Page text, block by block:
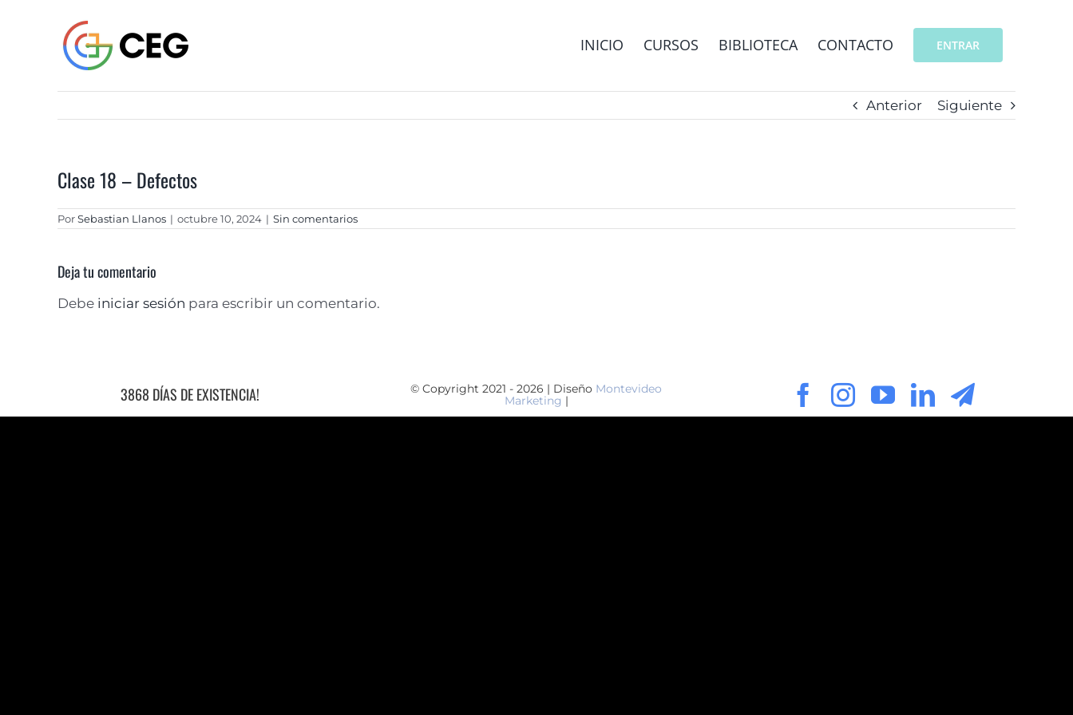
contenido
INICIO CURSOS BIBLIOTECA CONTACTO ENTRAR
Anterior Siguiente
Clase 18 – Defectos
PorSebastian Llanos | octubre 10, 2024 | Sin comentarios
Deja tu comentario
Debe iniciar sesión para escribir un comentario.
3868 DÍAS DE EXISTENCIA! © Copyright 2021 - 2026 | Diseño Montevideo
Marketing |